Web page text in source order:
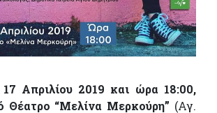
17 Απριλίου 2019 και ώρα 18:00,
Θέατρο “Μελίνα Μερκούρη” (Αγ.